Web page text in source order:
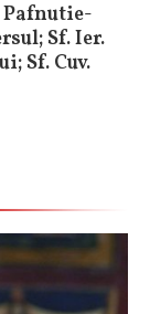
Pafnutie-
Sf. Ier.
Sf. Cuv.